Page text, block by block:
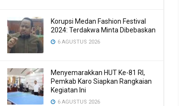
Korupsi Medan Fashion Festival
2024: Terdakwa Minta Dibebaskan
6 AGUSTUS 2026
Menyemarakkan HUT Ke-81 RI,
Pemkab Karo Siapkan Rangkaian
Kegiatan Ini
6 AGUSTUS 2026